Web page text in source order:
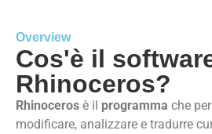
Overview
Cos'è il
Rhinoceros?
Rhinoceros è il programma che
modificare, analizzare e tradurre